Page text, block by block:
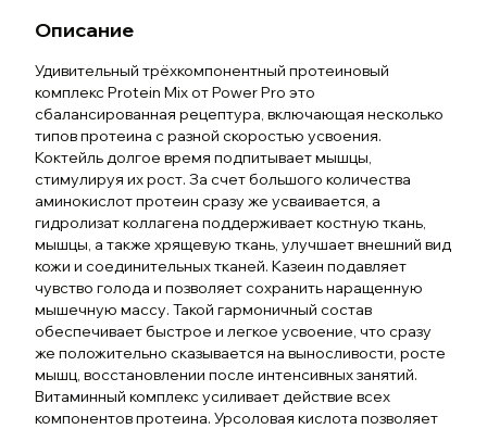
Описание
Удивительный трёхкомпонентный протеиновый
комплекс Protein Mix от Power Pro это
сбалансированная рецептура, включающая несколько
типов протеина с разной скоростью усвоения.
Коктейль долгое время подпитывает мышцы,
стимулируя их рост. За счет большого количества
аминокислот протеин сразу же усваивается, а
гидролизат коллагена поддерживает костную ткань,
мышцы, а также хрящевую ткань, улучшает внешний вид
кожи и соединительных тканей. Казеин подавляет
чувство голода и позволяет сохранить наращенную
мышечную массу. Такой гармоничный состав
обеспечивает быстрое и легкое усвоение, что сразу
же положительно сказывается на выносливости, росте
мышц, восстановлении после интенсивных занятий.
Витаминный комплекс усиливает действие всех
компонентов протеина. Урсоловая кислота позволяет